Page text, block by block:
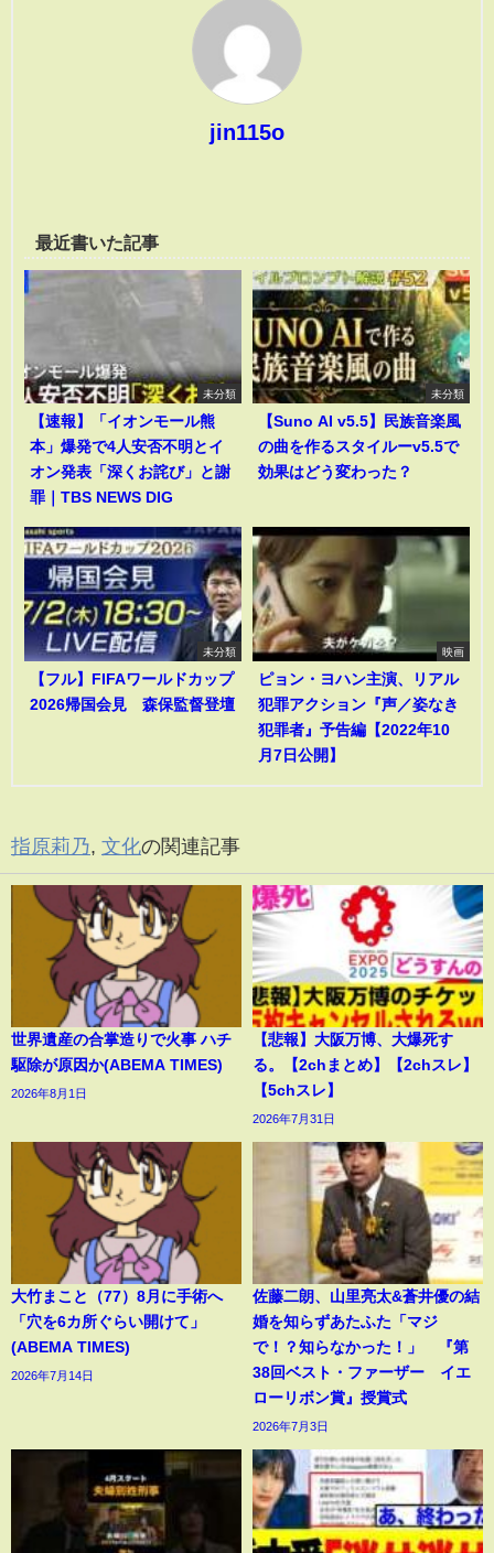
jin115o
最近書いた記事
未分類
【速報】「イオンモール熊
本」爆発で4人安否不明とイ
オン発表「深くお詫び」と謝
罪｜TBS NEWS DIG
未分類
【Suno AI v5.5】民族音楽風
の曲を作るスタイルーv5.5で
効果はどう変わった？
未分類
【フル】FIFAワールドカップ
2026帰国会見 森保監督登壇
映画
ピョン・ヨハン主演、リアル
犯罪アクション『声／姿なき
犯罪者』予告編【2022年10
月7日公開】
指原莉乃, 文化の関連記事
世界遺産の合掌造りで火事 ハチ
駆除が原因か(ABEMA TIMES)
2026年8月1日
【悲報】大阪万博、大爆死す
る。【2chまとめ】【2chスレ】
【5chスレ】
2026年7月31日
大竹まこと（77）8月に手術へ
「穴を6カ所ぐらい開けて」
(ABEMA TIMES)
2026年7月14日
佐藤二朗、山里亮太&蒼井優の結
婚を知らずあたふた「マジ
で！？知らなかった！」 『第
38回ベスト・ファーザー イエ
ローリボン賞』授賞式
2026年7月3日